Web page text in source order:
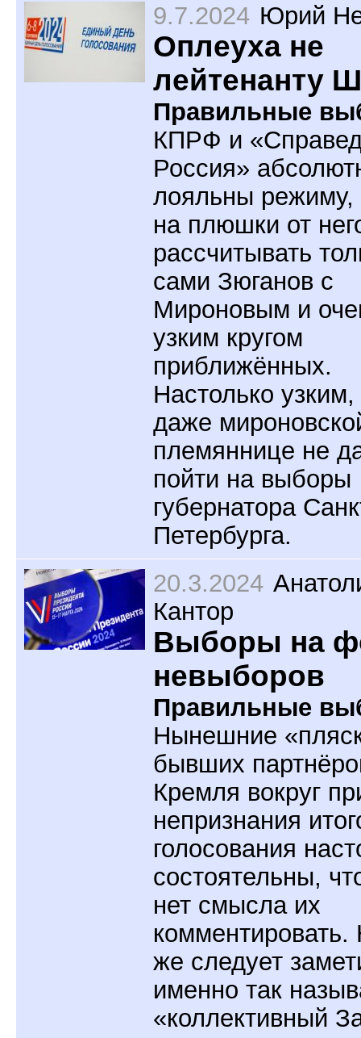
9.7.2024 Юрий
Оплеуха не
лейтенанту
Правильные
КПРФ и
Россия»
лояльны режиму,
на плюшки от
рассчитывать
сами Зюганов с
Мироновым и
узким кругом
приближённых.
Настолько узким,
даже
племяннице не
пойти на выборы
губернатора
Петербурга.
20.3.2024
Кантор
Выборы на
невыборов
Правильные
Нынешние
бывших
Кремля вокруг
непризнания
голосования
состоятельны,
нет смысла их
комментировать.
же следует
именно так
«коллективный